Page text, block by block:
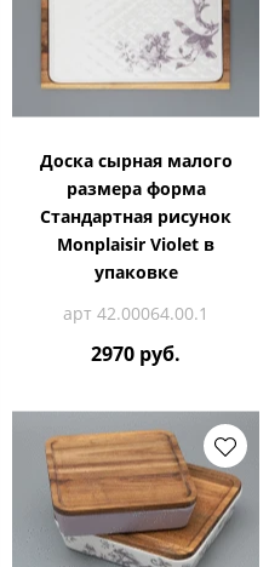
Доска сырная малого
размера форма
Стандартная рисунок
Monplaisir Violet в
упаковке
арт 42.00064.00.1
2970 руб.